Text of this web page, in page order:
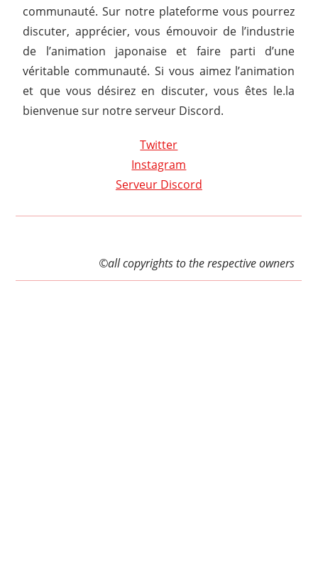
communauté. Sur notre plateforme vous pourrez
discuter, apprécier, vous émouvoir de l’industrie
de l’animation japonaise et faire parti d’une
véritable communauté. Si vous aimez l’animation
et que vous désirez en discuter, vous êtes le.la
bienvenue sur notre serveur Discord.
Twitter
Instagram
Serveur Discord
©all copyrights to the respective owners